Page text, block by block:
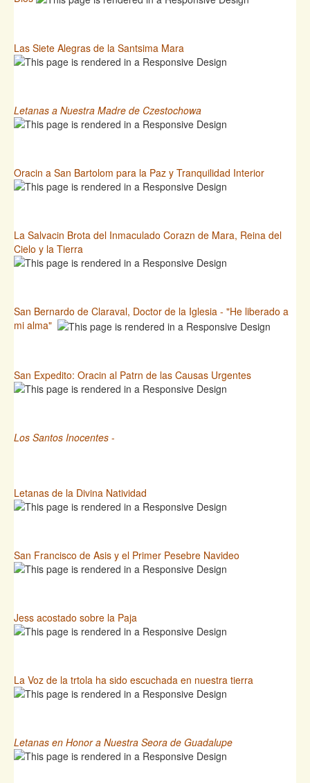
Las Siete Alegras de la Santsima Mara
Letanas a Nuestra Madre de Czestochowa
Oracin a San Bartolom para la Paz y Tranquilidad Interior
La Salvacin Brota del Inmaculado Corazn de Mara, Reina del
Cielo y la Tierra
San Bernardo de Claraval, Doctor de la Iglesia - "He liberado a
mi alma"
San Expedito: Oracin al Patrn de las Causas Urgentes
Los Santos Inocentes -
Letanas de la Divina Natividad
San Francisco de Asis y el Primer Pesebre Navideo
Jess acostado sobre la Paja
La Voz de la trtola ha sido escuchada en nuestra tierra
Letanas en Honor a Nuestra Seora de Guadalupe